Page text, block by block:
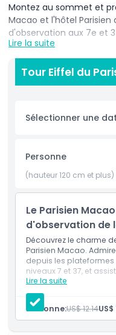
Montez au sommet et
Macao et l'hôtel
d'observation aux 7e et
Le soir, la tour
lumières, créant une
accompagnée de
Inclus
Politique enfant/adulte
Exclus
Heures d'ouverture
À savoir
Lire la suite
Tour Eiffel du
Sélectionner une
Personne
(hauteur 120 cm et plus)
Le Parisien
d'observation de
Découvrez le charme
Parisien Macao.
depuis les
niveaux 7 et 37, et
nocturne.
Lire la suite
Personne:US$ 12.14US$